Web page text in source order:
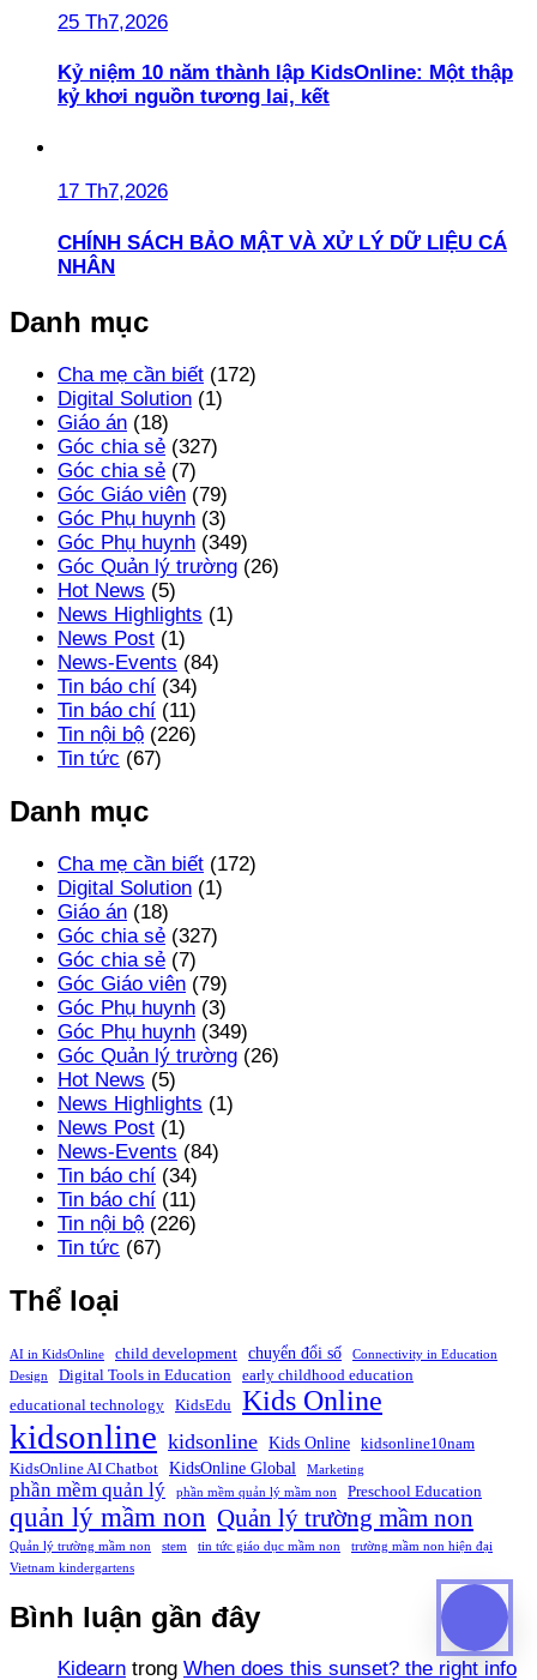
25 Th7,2026
Kỷ niệm 10 năm thành lập KidsOnline: Một thập
kỷ khơi nguồn tương lai, kết
17 Th7,2026
CHÍNH SÁCH BẢO MẬT VÀ XỬ LÝ DỮ LIỆU CÁ
NHÂN
Danh mục
Cha mẹ cần biết (172)
Digital Solution (1)
Giáo án (18)
Góc chia sẻ (327)
Góc chia sẻ (7)
Góc Giáo viên (79)
Góc Phụ huynh (3)
Góc Phụ huynh (349)
Góc Quản lý trường (26)
Hot News (5)
News Highlights (1)
News Post (1)
News-Events (84)
Tin báo chí (34)
Tin báo chí (11)
Tin nội bộ (226)
Tin tức (67)
Danh mục
Cha mẹ cần biết (172)
Digital Solution (1)
Giáo án (18)
Góc chia sẻ (327)
Góc chia sẻ (7)
Góc Giáo viên (79)
Góc Phụ huynh (3)
Góc Phụ huynh (349)
Góc Quản lý trường (26)
Hot News (5)
News Highlights (1)
News Post (1)
News-Events (84)
Tin báo chí (34)
Tin báo chí (11)
Tin nội bộ (226)
Tin tức (67)
Thể loại
AI in KidsOnline child development chuyển đổi số
Connectivity in Education
Design
Digital Tools in Education
early childhood education
educational technology
KidsEdu Kids Online
kidsonline kidsonline Kids Online
kidsonline10nam
KidsOnline AI Chatbot
KidsOnline Global Marketing
phần mềm quản lý phần mềm quản lý mầm non Preschool Education
quản lý mầm non Quản lý trường mầm non
Quản lý trường mầm non stem tin tức giáo dục mầm non
trường mầm non hiện đại
Vietnam kindergartens
Bình luận gần đây
Kidearn trong When does this sunset? the right info